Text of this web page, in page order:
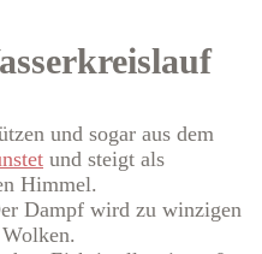
und sogar aus dem
und steigt als
Himmel.
Dampf wird zu winzigen